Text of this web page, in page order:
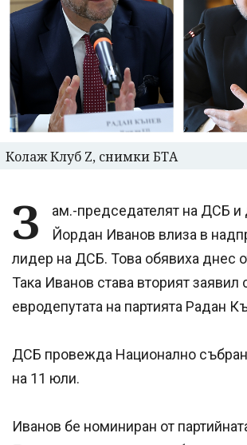
Колаж Клуб Z, снимки БТА
З
ам.-председателят на ДСБ и
Йордан Иванов влиза в
лидер на ДСБ. Това обявиха днес
Така Иванов става вторият заявил
евродепутата на партията Радан
ДСБ провежда Национално
на 11 юли.
Иванов бе номиниран от